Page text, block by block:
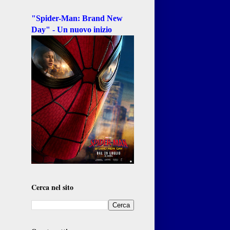
"Spider-Man: Brand New
Day" - Un nuovo inizio
Cerca nel sito